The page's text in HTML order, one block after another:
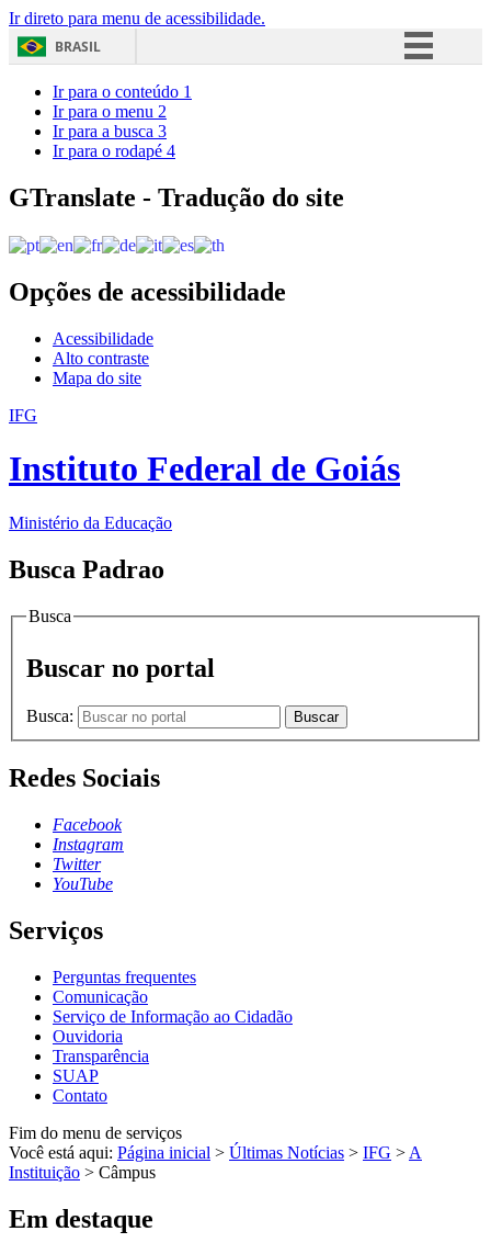
Ir direto para menu de acessibilidade.
BRASIL
Acesso à informação
Ir para o conteúdo 1
Ir para o menu 2
Ir para a busca 3
Ir para o rodapé 4
GTranslate - Tradução do site
Opções de acessibilidade
Acessibilidade
Alto contraste
Mapa do site
IFG
Instituto Federal de Goiás
Ministério da Educação
Busca Padrao
Busca
Buscar no portal
Busca: Buscar
Redes Sociais
Facebook
Instagram
Twitter
YouTube
Serviços
Perguntas frequentes
Comunicação
Serviço de Informação ao Cidadão
Ouvidoria
Transparência
SUAP
Contato
Fim do menu de serviços
Você está aqui: Página inicial > Últimas Notícias > IFG > A
Instituição > Câmpus
Em destaque